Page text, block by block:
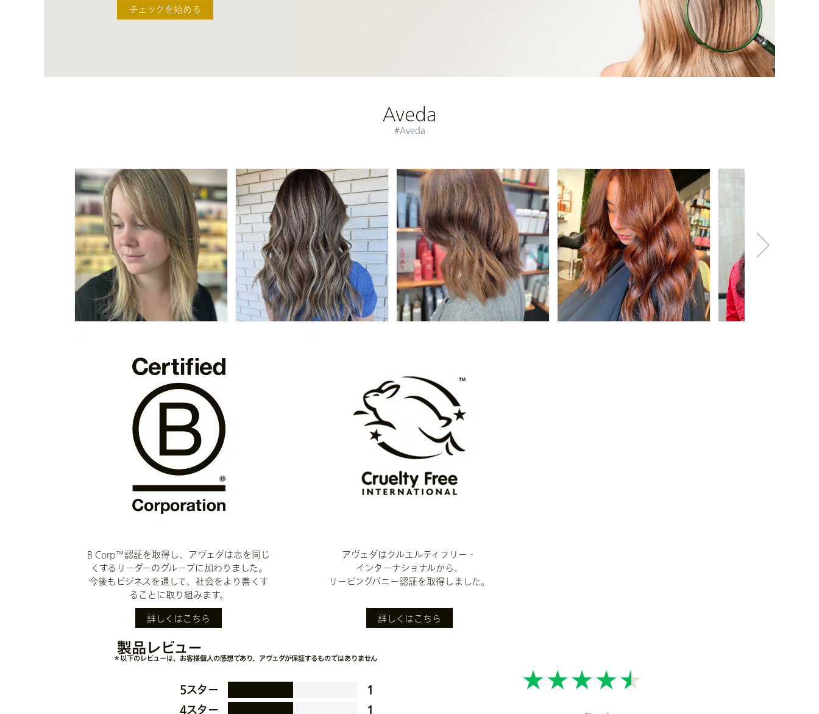
チェックを始める
Aveda
#Aveda
B Corp™認証を取得し、アヴェダは志を同じ
くするリーダーのグループに加わりました。
今後もビジネスを通して、社会をより善くす
ることに取り組みます。
詳しくはこちら
アヴェダはクルエルティフリー・
インターナショナルから、
リーピングバニー認証を取得しました。
詳しくはこちら
製品レビュー
＊以下のレビューは、お客様個人の感想であり、アヴェダが保証するものではありません
5スター
1
4スター
1